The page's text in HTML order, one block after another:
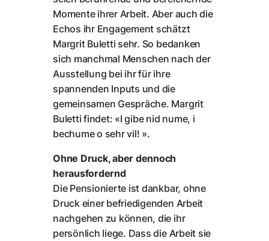
Momente ihrer Arbeit. Aber auch die
Echos ihr Engagement schätzt
Margrit Buletti sehr. So bedanken
sich manchmal Menschen nach der
Ausstellung bei ihr für ihre
spannenden Inputs und die
gemeinsamen Gespräche. Margrit
Buletti findet: «I gibe nid nume, i
bechume o sehr vil! ».
Ohne Druck, aber dennoch
herausfordernd
Die Pensionierte ist dankbar, ohne
Druck einer befriedigenden Arbeit
nachgehen zu können, die ihr
persönlich liege. Dass die Arbeit sie